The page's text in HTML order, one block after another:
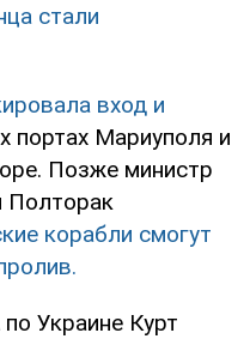
стали
вход и
портах Мариуполя и
Позже министр
Полторак
корабли смогут
Украине Курт